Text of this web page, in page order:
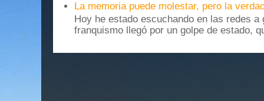
La memoria puede molestar, pero la
Hoy he estado escuchando en las redes a
franquismo llegó por un golpe de estado,